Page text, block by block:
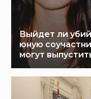
Выйдет ли
юную
могут